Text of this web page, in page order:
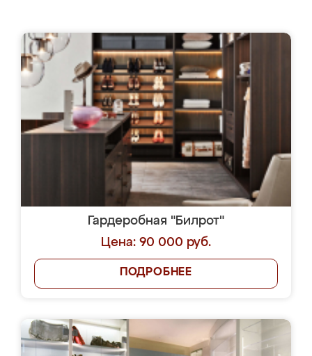
Гардеробная "Билрот"
Цена: 90 000 руб.
ПОДРОБНЕЕ